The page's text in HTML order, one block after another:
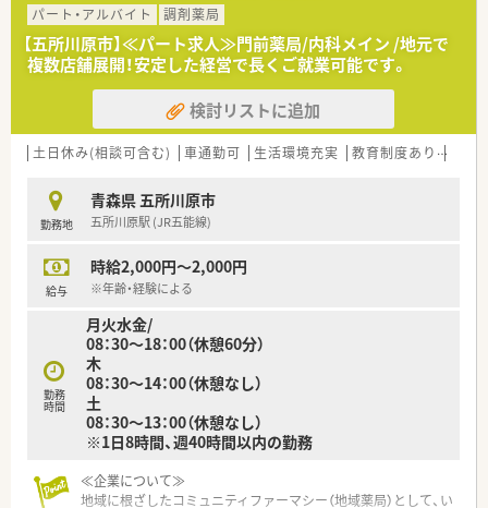
【法人特徴について】
■ショッピングモールを地域医療の拠点と位置付けており、調剤
を核としながら健康をトータルサポートすることを目指してい
ます。
■衣食住の「住」におけるヘルス＆ビューティーケア事業を最重
要課題とし、地域ニーズを先取りするステーションを構築中で
す。
■パート社員であっても、社会保険の加入や総合共済会への加入
です。
【想定される業務内容】
薬品の販売を通じたセルフメディケーションの推進を担いま
す。
通じて、常に最新の薬学知識をアップデートする業務が中心で
す。
■併設されたドラッグストアコーナーにおいて、患者様の健康相
談に乗り適切なアドバイスを行うカウンセリング業務も重要で
す。
パート・アルバイト
調剤薬局
【五所川原市】≪パート求人≫門前薬局/内科メイン /地元で
複数店舗展開！安定した経営で長くご就業可能です。
検討リストに追加
土日休み(相談可含む) 車通勤可 生活環境充実 教育制度あり
勤務地
青森県 五所川原市
五所川原駅 (JR五能線)
給与
時給2,000円～2,000円
※年齢・経験による
勤務
時間
月火水金/
08：30～18：00（休憩60分）
木
08：30～14：00（休憩なし）
土
08：30～13：00（休憩なし）
※1日8時間、週40時間以内の勤務
≪企業について≫
地域に根ざしたコミュニティファーマシー（地域薬局）として、い